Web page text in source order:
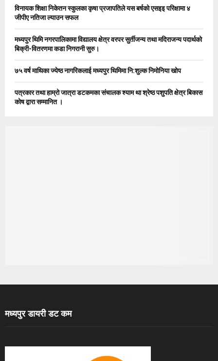
C
विनायक शिक्षा निकेतन स्कुलका कृषा प्रजापतिले यस बर्षको एसइइ परिक्षामा ४
जीपीए नतिजा ल्याउन सफल
मध्यपुर थिमि नगरपालिकामा विद्यालय क्षेत्र वरपर सुर्तीजन्य तथा मदिराजन्य पदार्थको
बिक्री-वितरणमा कडा निगरानी सुरु।
७५ वर्ष माथिका ज्येष्ठ नागरिकलाई मध्यपुर थिमिमा नि:शुल्क निमोनिया खोप
पत्रकार तथा हाम्रो जात्रा डटकमका संचालक श्याम था श्रेष्ठ पशुपति क्षेत्र बिकास
कोष द्वारा सम्मानित ।
मध्यपुर डायरी डट कम